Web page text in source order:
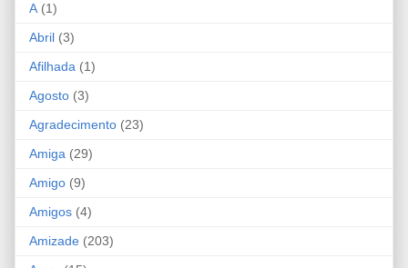
A (1)
Abril (3)
Afilhada (1)
Agosto (3)
Agradecimento (23)
Amiga (29)
Amigo (9)
Amigos (4)
Amizade (203)